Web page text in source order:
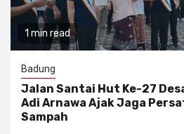
1 min read
Badung
Jalan Santai Hut Ke-27
Adi Arnawa Ajak Jaga
Sampah